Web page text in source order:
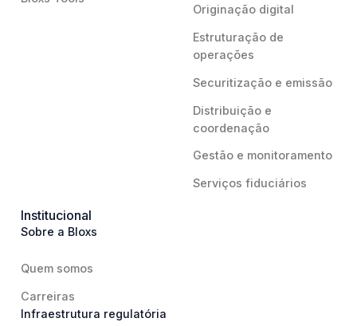
Originação digital
Estruturação de
operações
Securitização e emissão
Distribuição e
coordenação
Gestão e monitoramento
Serviços fiduciários
Institucional
Sobre a Bloxs
Quem somos
Carreiras
Infraestrutura regulatória